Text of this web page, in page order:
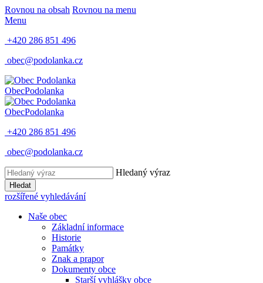
Rovnou na obsah Rovnou na menu
Menu
+420 286 851 496
obec@podolanka.cz
ObecPodolanka
ObecPodolanka
+420 286 851 496
obec@podolanka.cz
Hledaný výraz
Hledat
rozšířené vyhledávání
Naše obec
Základní informace
Historie
Památky
Znak a prapor
Dokumenty obce
Starší vyhlášky obce